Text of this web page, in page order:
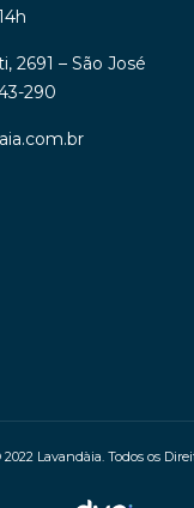
2691 – São José
290
Lavandàia. Todos os